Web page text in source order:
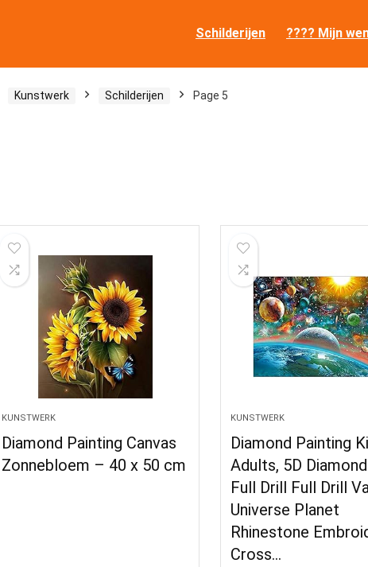
Schilderijen ???? Mijn
Kunstwerk Schilderijen Page 5
KUNSTWERK
Diamond Painting Canvas
Zonnebloem – 40 x 50 cm
KUNSTWERK
Diamond Painting
Adults, 5D
Full Drill Full Drill
Universe Planet
Rhinestone
Cross…